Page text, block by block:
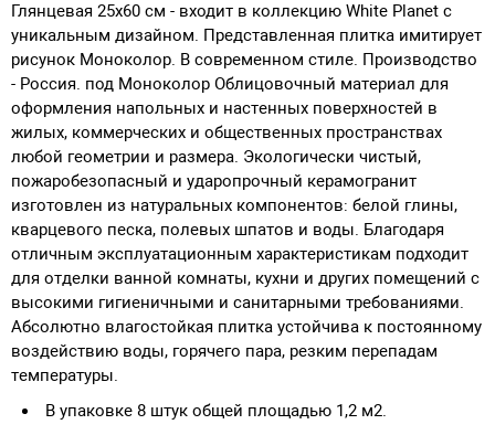
Глянцевая 25х60 см - входит в коллекцию White Planet с
уникальным дизайном. Представленная плитка имитирует
рисунок Моноколор. В современном стиле. Производство
- Россия. под Моноколор Облицовочный материал для
оформления напольных и настенных поверхностей в
жилых, коммерческих и общественных пространствах
любой геометрии и размера. Экологически чистый,
пожаробезопасный и ударопрочный керамогранит
изготовлен из натуральных компонентов: белой глины,
кварцевого песка, полевых шпатов и воды. Благодаря
отличным эксплуатационным характеристикам подходит
для отделки ванной комнаты, кухни и других помещений с
высокими гигиеничными и санитарными требованиями.
Абсолютно влагостойкая плитка устойчива к постоянному
воздействию воды, горячего пара, резким перепадам
температуры.
В упаковке 8 штук общей площадью 1,2 м2.